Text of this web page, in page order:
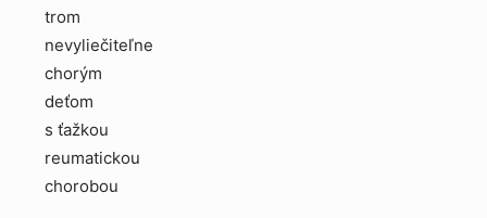
trom
nevyliečiteľne
chorým
deťom
s ťažkou
reumatickou
chorobou